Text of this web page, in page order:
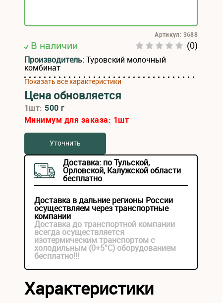
В наличии (0)
Артикул: 3688
Производитель:Туровский молочный
комбинат
Показать все характеристики
Цена обновляется
1шт: 500 г
Минимум для заказа: 1шт
Уточнить
Доставка: по Тульской,
Орловской, Калужской области
бесплатно
Доставка в дальние регионы России
осуществляем через транспортные
компании
Доставка до транспортной компании
всегда осуществляется
изотермическим транспортом с
холодильным (0+5°С) оборудованием
бесплатно!!!
Характеристики